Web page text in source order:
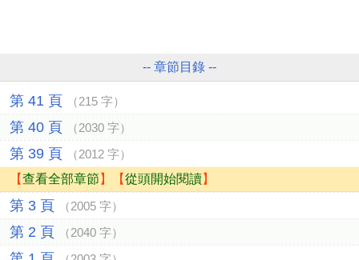
-- 章節目錄 --
第 41 頁 （215 字）
第 40 頁 （2030 字）
第 39 頁 （2012 字）
【查看全部章節 】【從頭開始閱讀】
第 3 頁 （2005 字）
第 2 頁 （2040 字）